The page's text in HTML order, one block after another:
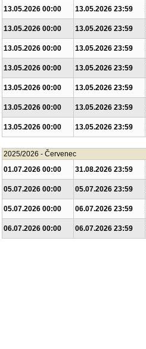
13.05.2026 00:00
13.05.2026 23:59
13.05.2026 00:00
13.05.2026 23:59
13.05.2026 00:00
13.05.2026 23:59
13.05.2026 00:00
13.05.2026 23:59
13.05.2026 00:00
13.05.2026 23:59
13.05.2026 00:00
13.05.2026 23:59
13.05.2026 00:00
13.05.2026 23:59
2025/2026 - Červenec
01.07.2026 00:00
31.08.2026 23:59
05.07.2026 00:00
05.07.2026 23:59
05.07.2026 00:00
06.07.2026 23:59
06.07.2026 00:00
06.07.2026 23:59